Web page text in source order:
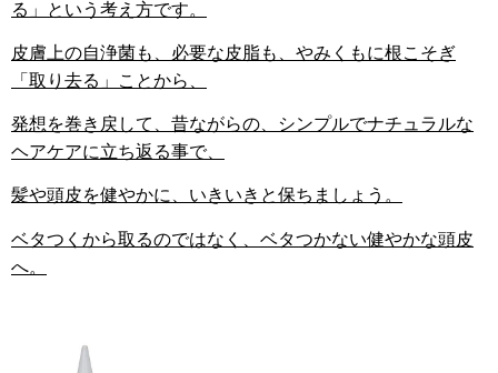
る」という考え方です。
皮膚上の自浄菌も、必要な皮脂も、やみくもに根こそぎ
「取り去る」ことから、
発想を巻き戻して、昔ながらの、シンプルでナチュラルな
ヘアケアに立ち返る事で、
髪や頭皮を健やかに、いきいきと保ちましょう。
ベタつくから取るのではなく、ベタつかない健やかな頭皮
へ。